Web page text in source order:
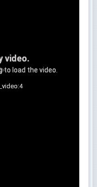
video.
to load the video.